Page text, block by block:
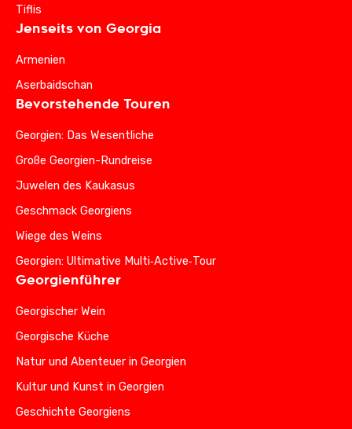
Tiflis
Jenseits von Georgia
Armenien
Aserbaidschan
Bevorstehende Touren
Georgien: Das Wesentliche
Große Georgien-Rundreise
Juwelen des Kaukasus
Geschmack Georgiens
Wiege des Weins
Georgien: Ultimative Multi‑Active‑Tour
Georgienführer
Georgischer Wein
Georgische Küche
Natur und Abenteuer in Georgien
Kultur und Kunst in Georgien
Geschichte Georgiens